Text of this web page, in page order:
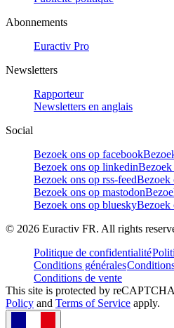
Abonnements
Euractiv Pro
Newsletters
Rapporteur
Newsletters en anglais
Social
Bezoek ons op facebook
Bezoek ons op linkedin
Bezoek ons op rss-feedBezoek
Bezoek ons op mastodon
Bezoek ons op blueskyBezoek
© 2026 Euractiv FR. All rights
Politique de confidentialité
Conditions générales
Conditions de vente
This site is protected by
Policy and Terms of Service apply.